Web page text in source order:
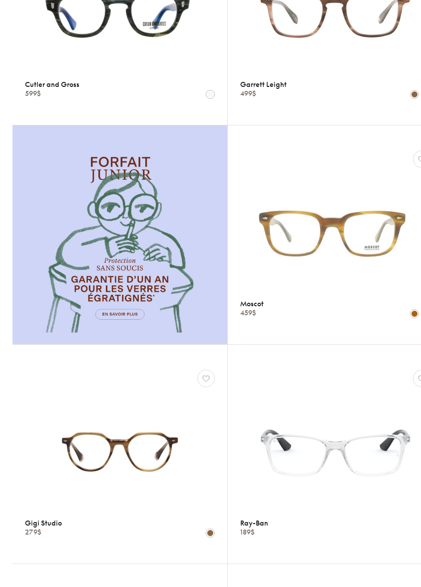
Cutler and Gross
599$
Garrett Leight
499$
Moscot
459$
Gigi Studio
279$
Ray-Ban
189$